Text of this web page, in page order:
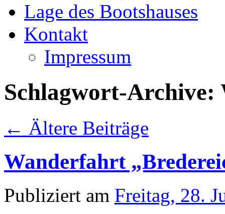
Lage des Bootshauses
Kontakt
Impressum
Schlagwort-Archive:
← Ältere Beiträge
Wanderfahrt
Publiziert am Freitag, 28.